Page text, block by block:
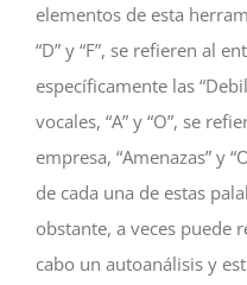
elementos de esta
“D” y “F”, se refieren al
específicamente las
vocales, “A” y “O”, se
empresa, “Amenazas” y
de cada una de estas
obstante, a veces puede
cabo un autoanálisis y